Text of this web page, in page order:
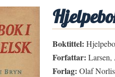
Boktittel:
Forfattar: Larsen,
Forlag: Olaf